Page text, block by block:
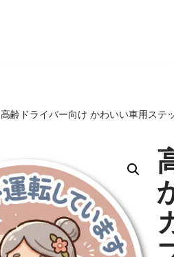
高齢ドライバー向け かわいい車用ステ